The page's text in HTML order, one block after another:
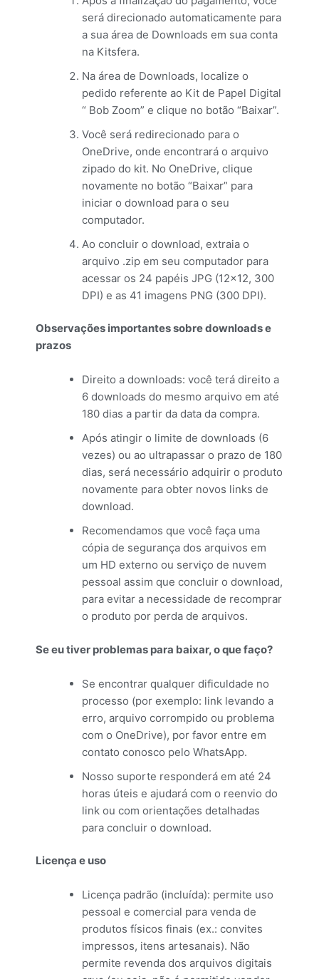
será direcionado automaticamente para
a sua área de Downloads em sua conta
na Kitsfera.
Na área de Downloads, localize o
pedido referente ao Kit de Papel Digital
“ Bob Zoom” e clique no botão “Baixar”.
Você será redirecionado para o
OneDrive, onde encontrará o arquivo
zipado do kit. No OneDrive, clique
novamente no botão “Baixar” para
iniciar o download para o seu
computador.
Ao concluir o download, extraia o
arquivo .zip em seu computador para
acessar os 24 papéis JPG (12×12, 300
DPI) e as 41 imagens PNG (300 DPI).
Observações importantes sobre downloads e
prazos
Direito a downloads: você terá direito a
6 downloads do mesmo arquivo em até
180 dias a partir da data da compra.
Após atingir o limite de downloads (6
vezes) ou ao ultrapassar o prazo de 180
dias, será necessário adquirir o produto
novamente para obter novos links de
download.
Recomendamos que você faça uma
cópia de segurança dos arquivos em
um HD externo ou serviço de nuvem
pessoal assim que concluir o download,
para evitar a necessidade de recomprar
o produto por perda de arquivos.
Se eu tiver problemas para baixar, o que faço?
Se encontrar qualquer dificuldade no
processo (por exemplo: link levando a
erro, arquivo corrompido ou problema
com o OneDrive), por favor entre em
contato conosco pelo WhatsApp.
Nosso suporte responderá em até 24
horas úteis e ajudará com o reenvio do
link ou com orientações detalhadas
para concluir o download.
Licença e uso
Licença padrão (incluída): permite uso
pessoal e comercial para venda de
produtos físicos finais (ex.: convites
impressos, itens artesanais). Não
permite revenda dos arquivos digitais